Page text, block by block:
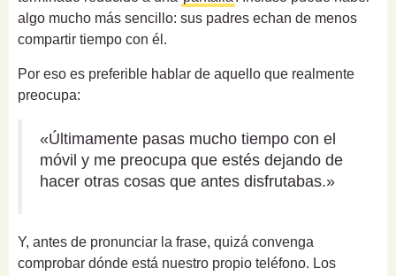
algo mucho más sencillo: sus padres echan de menos
compartir tiempo con él.
Por eso es preferible hablar de aquello que realmente
preocupa:
«Últimamente pasas mucho tiempo con el
móvil y me preocupa que estés dejando de
hacer otras cosas que antes disfrutabas.»
Y, antes de pronunciar la frase, quizá convenga
comprobar dónde está nuestro propio teléfono. Los